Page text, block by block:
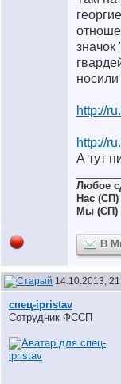
значок
носили
http://
http://
А тут
Любое
Нас
Мы (СП)
В
14.10.2013,
спец-ipristav
Сотрудник ФССП